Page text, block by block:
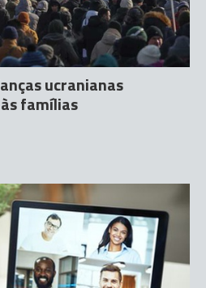
ucranianas
famílias